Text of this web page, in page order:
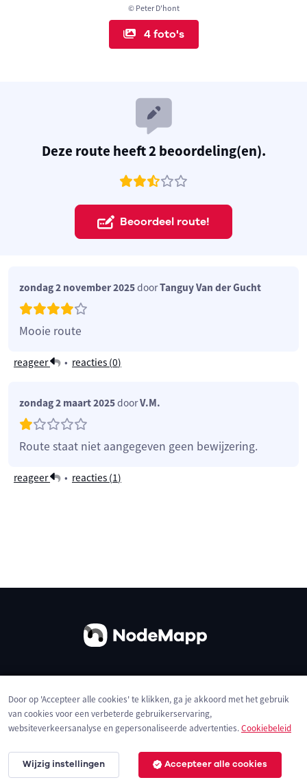
© Peter D'hont
4 foto's
Deze route heeft 2 beoordeling(en).
Beoordeel route!
zondag 2 november 2025doorTanguy Van der Gucht
Mooie route
reageer • reacties (0)
zondag 2 maart 2025doorV.M.
Route staat niet aangegeven geen bewijzering.
reageer • reacties (1)
Privacybeleid Cookies
Door op 'Accepteer alle cookies' te klikken, ga je akkoord met het gebruik
van cookies voor een verbeterde gebruikerservaring,
websiteverkeersanalyse en gepersonaliseerde advertenties.Cookiebeleid
Wijzig instellingen Accepteer alle cookies